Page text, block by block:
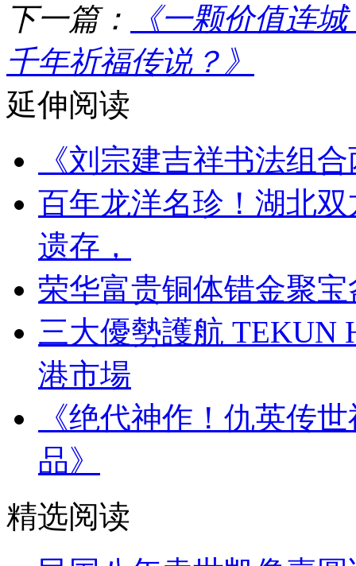
下一篇：
《一颗价值连
千年祈福传说？》
延伸阅读
《刘宗建吉祥书法组
百年龙洋名珍！湖北
遗存，
荣华富贵铜体错金聚
三大優勢護航 TEKUN
港市場
《绝代神作！仇英传
品》
精选阅读